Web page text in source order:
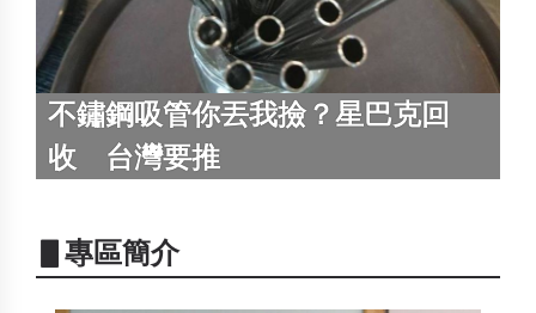
不鏽鋼吸管你丟我撿？星巴克回
收 台灣要推
▋專區簡介